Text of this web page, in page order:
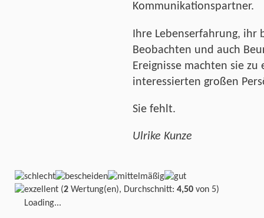
Kommunikationspartner.
Ihre Lebenserfahrung, ihr
Beobachten und auch
Ereignisse machten sie
interessierten großen
Sie fehlt.
Ulrike Kunze
(2 Wertung(en), Durchschnitt: 4,50 von 5)
Loading...